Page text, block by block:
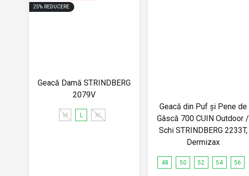
25% REDUCERE
Geacă Damă STRINDBERG
2079V
M L XL
Geacă din Puf și Pene de
Gâscă 700 CUIN Outdoor /
Schi STRINDBERG 2233T,
Dermizax
48 50 52 54 56